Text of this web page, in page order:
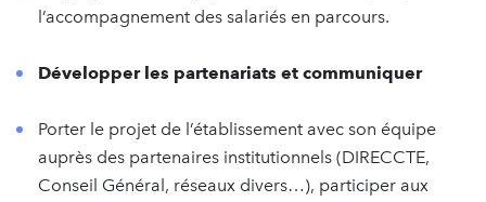
l’accompagnement des salariés en parcours.
Développer les partenariats et communiquer
Porter le projet de l’établissement avec son équipe
auprès des partenaires institutionnels (DIRECCTE,
Conseil Général, réseaux divers…), participer aux